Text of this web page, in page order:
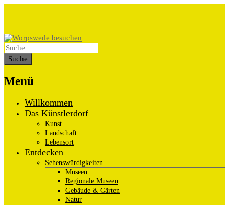
Menü
Willkommen
Das Künstlerdorf
Kunst
Landschaft
Lebensort
Entdecken
Sehenswürdigkeiten
Museen
Regionale Museen
Gebäude & Gärten
Natur